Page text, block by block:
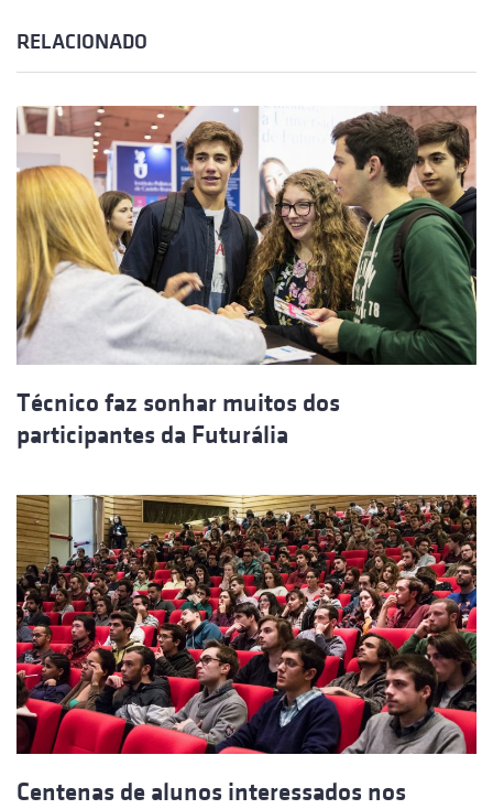
RELACIONADO
Técnico faz sonhar muitos dos
participantes da Futurália
Centenas de alunos interessados nos